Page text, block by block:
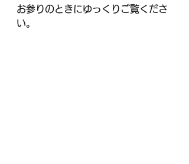
お参りのときにゆっくりご覧くださ
い。